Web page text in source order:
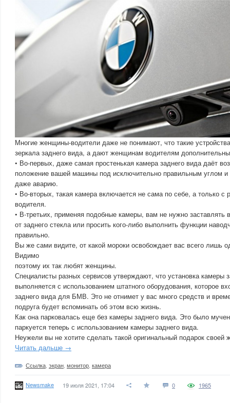
Многие женщины-водители даже не понимают, что такие
зеркала заднего вида, а дают женщинам водителям
• Во-первых, даже самая простенькая камера заднего вида даёт
положение вашей машины под исключительно правильным углом и
даже аварию.
• Во-вторых, такая камера включается не сама по себе, а только
водителя.
• В-третьих, применяя подобные камеры, вам не нужно заставлять
от заднего стекла или просить кого-либо выполнить функции
правильно.
Вы же сами видите, от какой мороки освобождает вас всего лишь
Видимо
поэтому их так любят женщины.
Специалисты разных сервисов утверждают, что установка
выполняется с использованием штатного оборудования, которое
заднего вида для БМВ. Это не отнимет у вас много средств и
подруга будет вспоминать об этом всю жизнь.
Как она парковалась еще без камеры заднего вида. Это было
паркуется теперь с использованием камеры заднего вида.
Неужели вы не хотите сделать такой оригинальный подарок своей
Читать дальше →
Ссылка экран монитор камера
Newsmake 19 июля 2021, 17:04 0 1965